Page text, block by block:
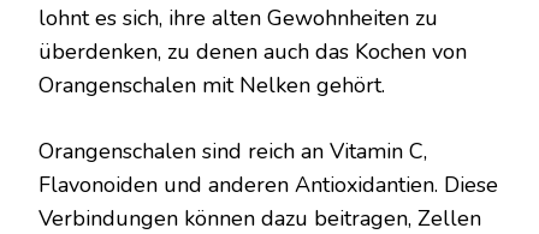
UNSERER
GROSSMÜTTER
lohnt es sich, ihre alten Gewohnheiten zu
überdenken, zu denen auch das Kochen von
Orangenschalen mit Nelken gehört.
Orangenschalen sind reich an Vitamin C,
Flavonoiden und anderen Antioxidantien. Diese
Verbindungen können dazu beitragen, Zellen